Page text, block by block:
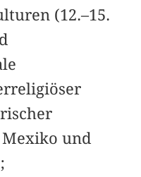
(12.–15.
und